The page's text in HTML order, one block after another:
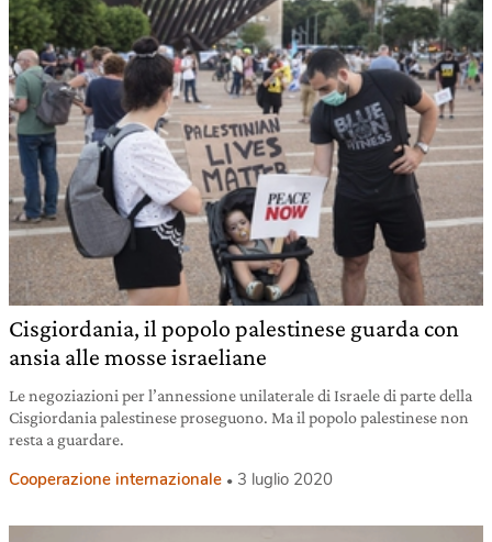
Cisgiordania, il popolo palestinese guarda con
ansia alle mosse israeliane
Le negoziazioni per l’annessione unilaterale di Israele di parte della
Cisgiordania palestinese proseguono. Ma il popolo palestinese non
resta a guardare.
Cooperazione internazionale 3 luglio 2020